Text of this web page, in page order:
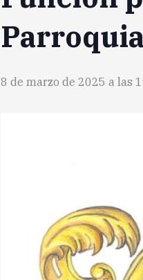
8 de marzo de 2025 a las